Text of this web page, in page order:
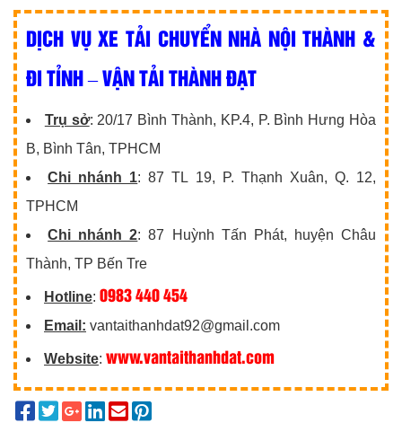
DỊCH VỤ XE TẢI CHUYỂN NHÀ NỘI THÀNH &
ĐI TỈNH – VẬN TẢI THÀNH ĐẠT
Trụ sở: 20/17 Bình Thành, KP.4, P. Bình Hưng Hòa
B, Bình Tân, TPHCM
Chi nhánh 1: 87 TL 19, P. Thạnh Xuân, Q. 12,
TPHCM
Chi nhánh 2: 87 Huỳnh Tấn Phát, huyện Châu
Thành, TP Bến Tre
Hotline: 0983 440 454
Email: vantaithanhdat92@gmail.com
Website: www.vantaithanhdat.com